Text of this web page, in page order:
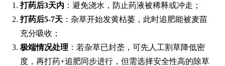
打药后3天内 ：避免浇水，防止药液被稀释或冲走；
打药后5-7天 ：杂草开始发黄枯萎，此时追肥能被麦苗
充分吸收；
极端情况处理 ：若杂草已封垄，可先人工割草降低密
度，再打药+追肥同步进行，但需选择安全性高的除草